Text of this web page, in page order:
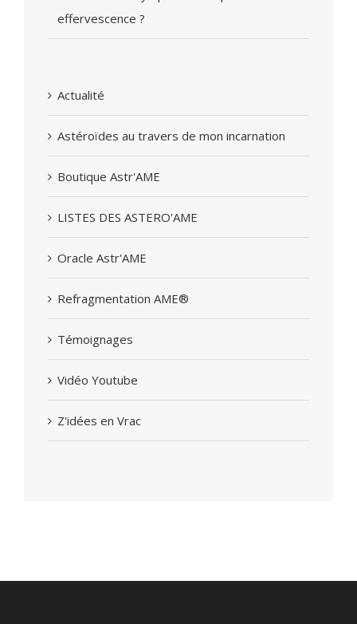
effervescence ?
Actualité
Astéroïdes au travers de mon incarnation
Boutique Astr'AME
LISTES DES ASTERO'AME
Oracle Astr'AME
Refragmentation AME®
Témoignages
Vidéo Youtube
Z'idées en Vrac